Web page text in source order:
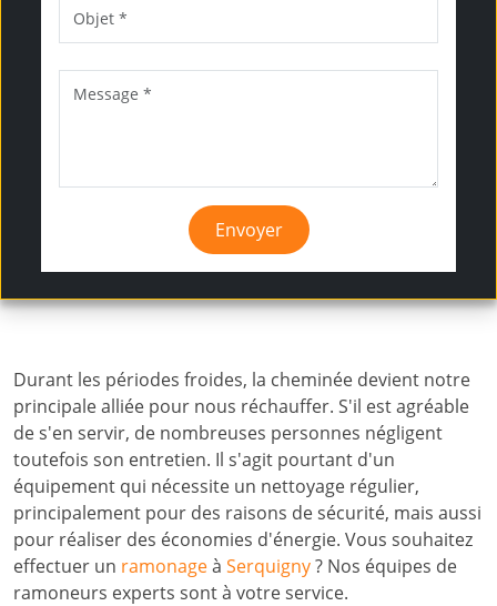
Envoyer
Durant les périodes froides, la cheminée devient notre
principale alliée pour nous réchauffer. S'il est agréable
de s'en servir, de nombreuses personnes négligent
toutefois son entretien. Il s'agit pourtant d'un
équipement qui nécessite un nettoyage régulier,
principalement pour des raisons de sécurité, mais aussi
pour réaliser des économies d'énergie. Vous souhaitez
effectuer un ramonageà Serquigny? Nos équipes de
ramoneurs experts sont à votre service.